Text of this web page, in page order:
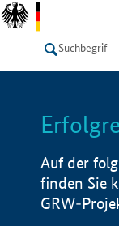
LISTE
Auf der
finden Sie
GRW-